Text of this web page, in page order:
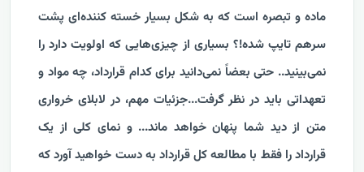
ماده و تبصره است که به شکل بسیار خسته کننده‌ای پشت
سرهم تایپ شده!؟ بسیاری از چیزی‌هایی که اولویت دارد را
نمی‌بینید.. حتی بعضاً نمی‌دانید برای کدام قرارداد، چه مواد و
تعهداتی باید در نظر گرفت...جزئیات مهم، در لابلای خرواری
متن از دید شما پنهان خواهد ماند...و نمای کلی از یک
قرارداد را فقط با مطالعه کل قرارداد به دست خواهید آورد که